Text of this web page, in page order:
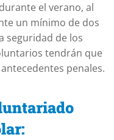
el verano, al
un mínimo de dos
seguridad de los
tendrán que
penales.